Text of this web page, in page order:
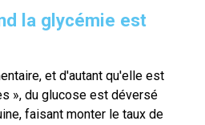
la glycémie est
et d'autant qu'elle est
», du glucose est déversé
faisant monter le taux de